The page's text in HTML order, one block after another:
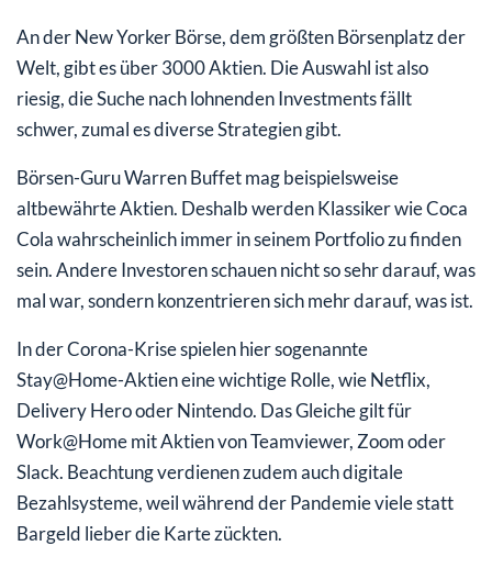
An der New Yorker Börse, dem größten Börsenplatz der
Welt, gibt es über 3000 Aktien. Die Auswahl ist also
riesig, die Suche nach lohnenden Investments fällt
schwer, zumal es diverse Strategien gibt.
Börsen-Guru Warren Buffet mag beispielsweise
altbewährte Aktien. Deshalb werden Klassiker wie Coca
Cola wahrscheinlich immer in seinem Portfolio zu finden
sein. Andere Investoren schauen nicht so sehr darauf, was
mal war, sondern konzentrieren sich mehr darauf, was ist.
In der Corona-Krise spielen hier sogenannte
Stay@Home-Aktien eine wichtige Rolle, wie Netflix,
Delivery Hero oder Nintendo. Das Gleiche gilt für
Work@Home mit Aktien von Teamviewer, Zoom oder
Slack. Beachtung verdienen zudem auch digitale
Bezahlsysteme, weil während der Pandemie viele statt
Bargeld lieber die Karte zückten.